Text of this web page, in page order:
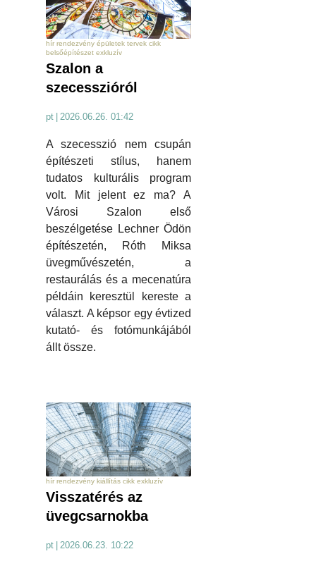
hír rendezvény épületek tervek cikk
belsőépítészet exkluzív
Szalon a
szecesszióról
pt 2026.06.26. 01:42
A szecesszió nem csupán
építészeti stílus, hanem
tudatos kulturális program
volt. Mit jelent ez ma? A
Városi Szalon első
beszélgetése Lechner Ödön
építészetén, Róth Miksa
üvegművészetén, a
restaurálás és a mecenatúra
példáin keresztül kereste a
választ. A képsor egy évtized
kutató- és fotómunkájából
állt össze.
hír rendezvény kiállítás cikk exkluzív
Visszatérés az
üvegcsarnokba
pt 2026.06.23. 10:22